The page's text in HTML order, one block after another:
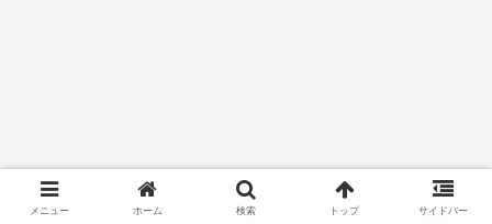
メニュー ホーム 検索 トップ サイドバー